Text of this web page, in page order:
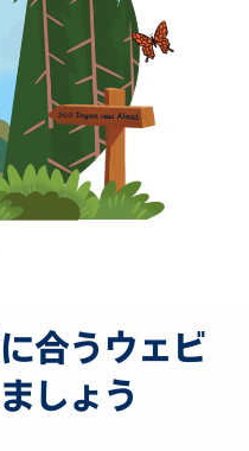
合うウェビ
しょう